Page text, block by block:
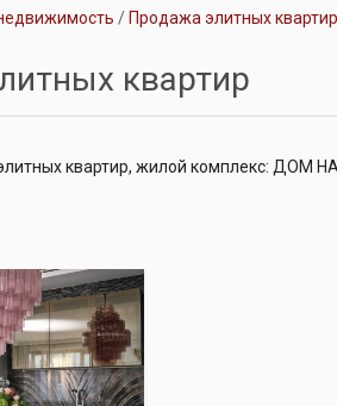
Продажа элитных квартир
квартир
квартир, жилой комплекс: ДОМ